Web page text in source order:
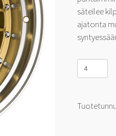
säteilee
ajatonta
885
LeMans
Gold
15